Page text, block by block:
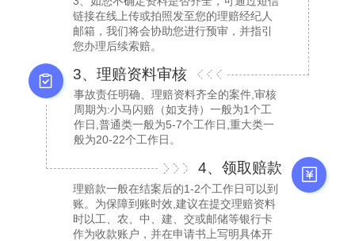
链接在线上传或拍照发至您的理赔经纪人
邮箱，我们将会协助您进行预审，并指引
您办理后续索赔。
3、理赔资料审核
事故责任明确、理赔资料齐全的案件,审核
周期为:小马闪赔（如支持）一般为1个工
作日,普通类一般为5-7个工作日,重大类一
般为20-22个工作日。
4、领取赔款
理赔款一般在结案后的1-2个工作日可以到
账。为保障到账时效,建议在提交理赔资料
时以工、农、中、建、交或邮储等银行卡
作为收款账户，并在申请书上写明具体开